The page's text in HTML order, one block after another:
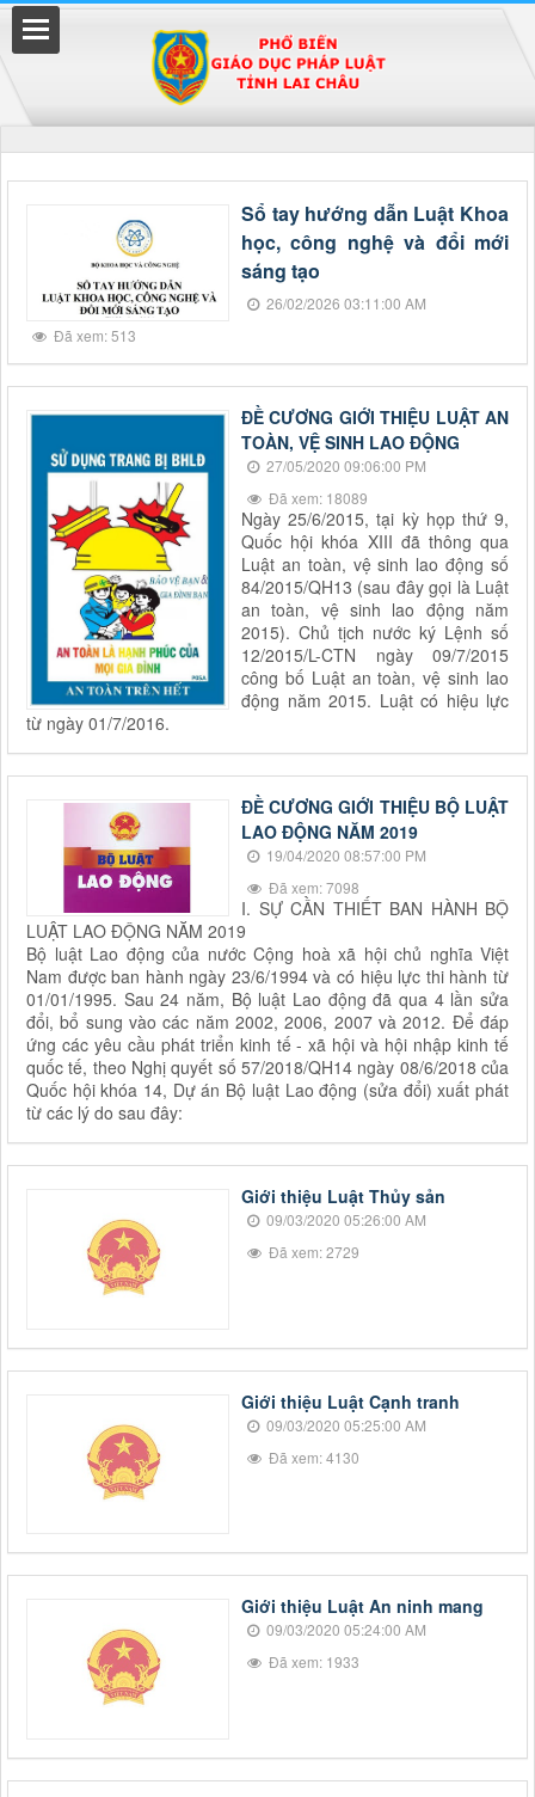
Sổ tay hướng dẫn Luật Khoa
học, công nghệ và đổi mới
sáng tạo
26/02/2026 03:11:00 AM
Đã xem: 513
ĐỀ CƯƠNG GIỚI THIỆU LUẬT AN
TOÀN, VỆ SINH LAO ĐỘNG
27/05/2020 09:06:00 PM
Đã xem: 18089
Ngày 25/6/2015, tại kỳ họp thứ 9,
Quốc hội khóa XIII đã thông qua
Luật an toàn, vệ sinh lao động số
84/2015/QH13 (sau đây gọi là Luật
an toàn, vệ sinh lao động năm
2015). Chủ tịch nước ký Lệnh số
12/2015/L-CTN ngày 09/7/2015
công bố Luật an toàn, vệ sinh lao
động năm 2015. Luật có hiệu lực
từ ngày 01/7/2016.
ĐỀ CƯƠNG GIỚI THIỆU BỘ LUẬT
LAO ĐỘNG NĂM 2019
19/04/2020 08:57:00 PM
Đã xem: 7098
I. SỰ CẦN THIẾT BAN HÀNH BỘ
LUẬT LAO ĐỘNG NĂM 2019
Bộ luật Lao động của nước Cộng hoà xã hội chủ nghĩa Việt
Nam được ban hành ngày 23/6/1994 và có hiệu lực thi hành từ
01/01/1995. Sau 24 năm, Bộ luật Lao động đã qua 4 lần sửa
đổi, bổ sung vào các năm 2002, 2006, 2007 và 2012. Để đáp
ứng các yêu cầu phát triển kinh tế - xã hội và hội nhập kinh tế
quốc tế, theo Nghị quyết số 57/2018/QH14 ngày 08/6/2018 của
Quốc hội khóa 14, Dự án Bộ luật Lao động (sửa đổi) xuất phát
từ các lý do sau đây:
Giới thiệu Luật Thủy sản
09/03/2020 05:26:00 AM
Đã xem: 2729
Giới thiệu Luật Cạnh tranh
09/03/2020 05:25:00 AM
Đã xem: 4130
Giới thiệu Luật An ninh mang
09/03/2020 05:24:00 AM
Đã xem: 1933
Đã kết nối EMC